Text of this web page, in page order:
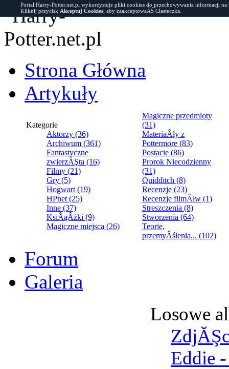
Strona Główna
Artykuły
Kategorie
Aktorzy (36)
Archiwum (361)
Fantastyczne
zwierzĂŞta (16)
Filmy (21)
Gry (5)
Hogwart (19)
HPnet (25)
Inne (37)
KsiÂąÂżki (9)
Magiczne miejsca (26)
Magiczne przedmioty
(31)
MateriaÂły z
Pottermore (83)
Postacie (86)
Prorok Niecodzienny
(31)
Quidditch (8)
Recenzje (23)
Recenzje filmĂłw (1)
Streszczenia (8)
Stworzenia (64)
Teorie,
przemyÂślenia... (102)
Forum
Galeria
Losowe
Eddie
Portal Harry-Potter.net.pl wykorzystuje pliki cookies do przechowywania informacji
Kliknij przycisk Akceptuj Cookies , aby zaakceptowaĂŚ Ciasteczka.